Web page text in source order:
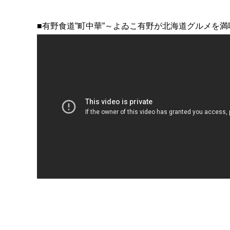
■有野食道”町中華”～よゐこ有野が北海道グルメを満